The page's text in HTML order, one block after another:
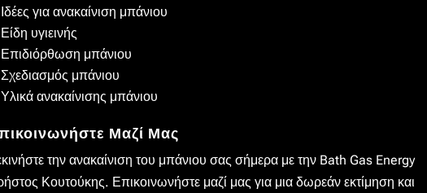
Ιδέες για ανακαίνιση μπάνιου
Είδη υγιεινής
Επιδιόρθωση μπάνιου
Σχεδιασμός μπάνιου
Υλικά ανακαίνισης μπάνιου
Μαζί Μας
την ανακαίνιση του μπάνιου σας σήμερα με την Bath Gas Energy
Κουτούκης. Επικοινωνήστε μαζί μας για μια δωρεάν εκτίμηση και